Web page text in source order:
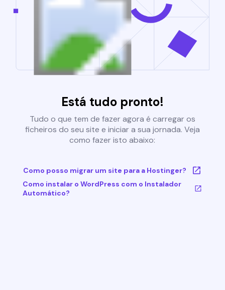
Está tudo pronto!
Tudo o que tem de fazer agora é carregar os
ficheiros do seu site e iniciar a sua jornada. Veja
como fazer isto abaixo:
Como posso migrar um site para a Hostinger?
Como instalar o WordPress com o Instalador
Automático?